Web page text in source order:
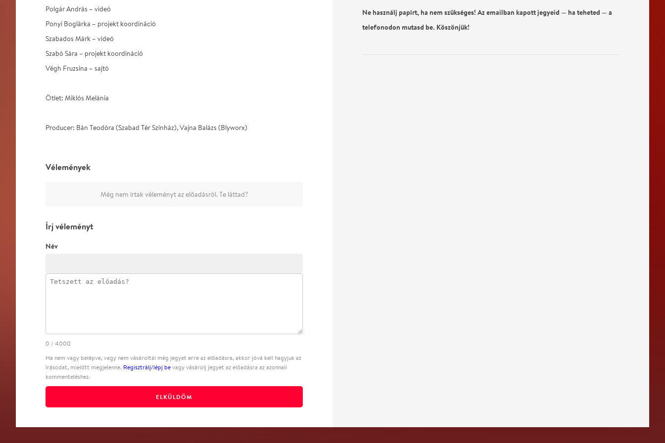
Polgár András – videó
Ponyi Boglárka – projekt koordináció
Szabados Márk – videó
Szabó Sára – projekt koordináció
Végh Fruzsina – sajtó
Ötlet: Miklós Melánia
Producer: Bán Teodóra (Szabad Tér Színház), Vajna Balázs (Blyworx)
Ne használj papírt, ha nem szükséges! Az emailban kapott jegyeid — ha teheted — a
telefonodon mutasd be. Köszönjük!
Vélemények
Még nem írtak véleményt az előadásról. Te láttad?
Írj véleményt
Név
0 / 4000
Ha nem vagy belépve, vagy nem vásároltál még jegyet erre az előadásra, akkor jóvá kell hagyjuk az
írásodat, mielőtt megjelenne. Regisztrálj/lépj be vagy vásárolj jegyet az előadásra az azonnali
kommenteléshez.
ELKÜLDÖM